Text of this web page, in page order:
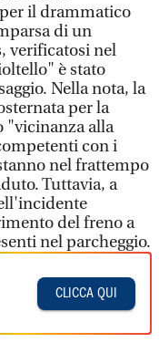
il drammatico
di un
verificatosi nel
è stato
Nella nota, la
per la
"vicinanza alla
con i
nel frattempo
Tuttavia, a
del freno a
nel parcheggio.
CLICCA QUI